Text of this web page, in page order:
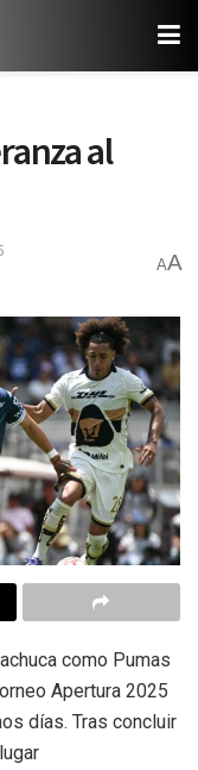
al
AA
como Pumas
Apertura 2025
días. Tras concluir